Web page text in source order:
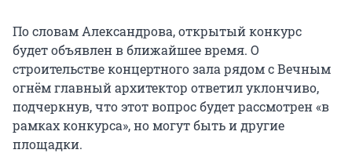
По словам Александрова, открытый конкурс
будет объявлен в ближайшее время. О
строительстве концертного зала рядом с Вечным
огнём главный архитектор ответил уклончиво,
подчеркнув, что этот вопрос будет рассмотрен «в
рамках конкурса», но могут быть и другие
площадки.